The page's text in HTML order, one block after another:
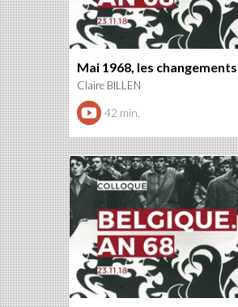
Mai 1968, les changements
Claire BILLEN
42 min.